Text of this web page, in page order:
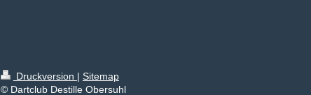
Druckversion | Sitemap
© Dartclub Destille Obersuhl